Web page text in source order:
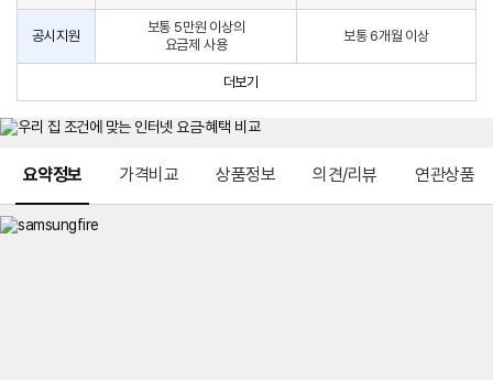
원
선
택
약
정
사
인
법
공시지원
보통 5만원 이상의
요금제 사용
보통 6개월 이상
더보기
요약정보 가격비교 상품정보 의견/리뷰 연관상품